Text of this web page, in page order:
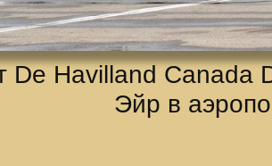
De Havilland Canada
Эйр в